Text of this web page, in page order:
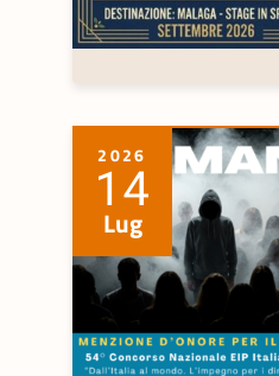
2026
14
Lug